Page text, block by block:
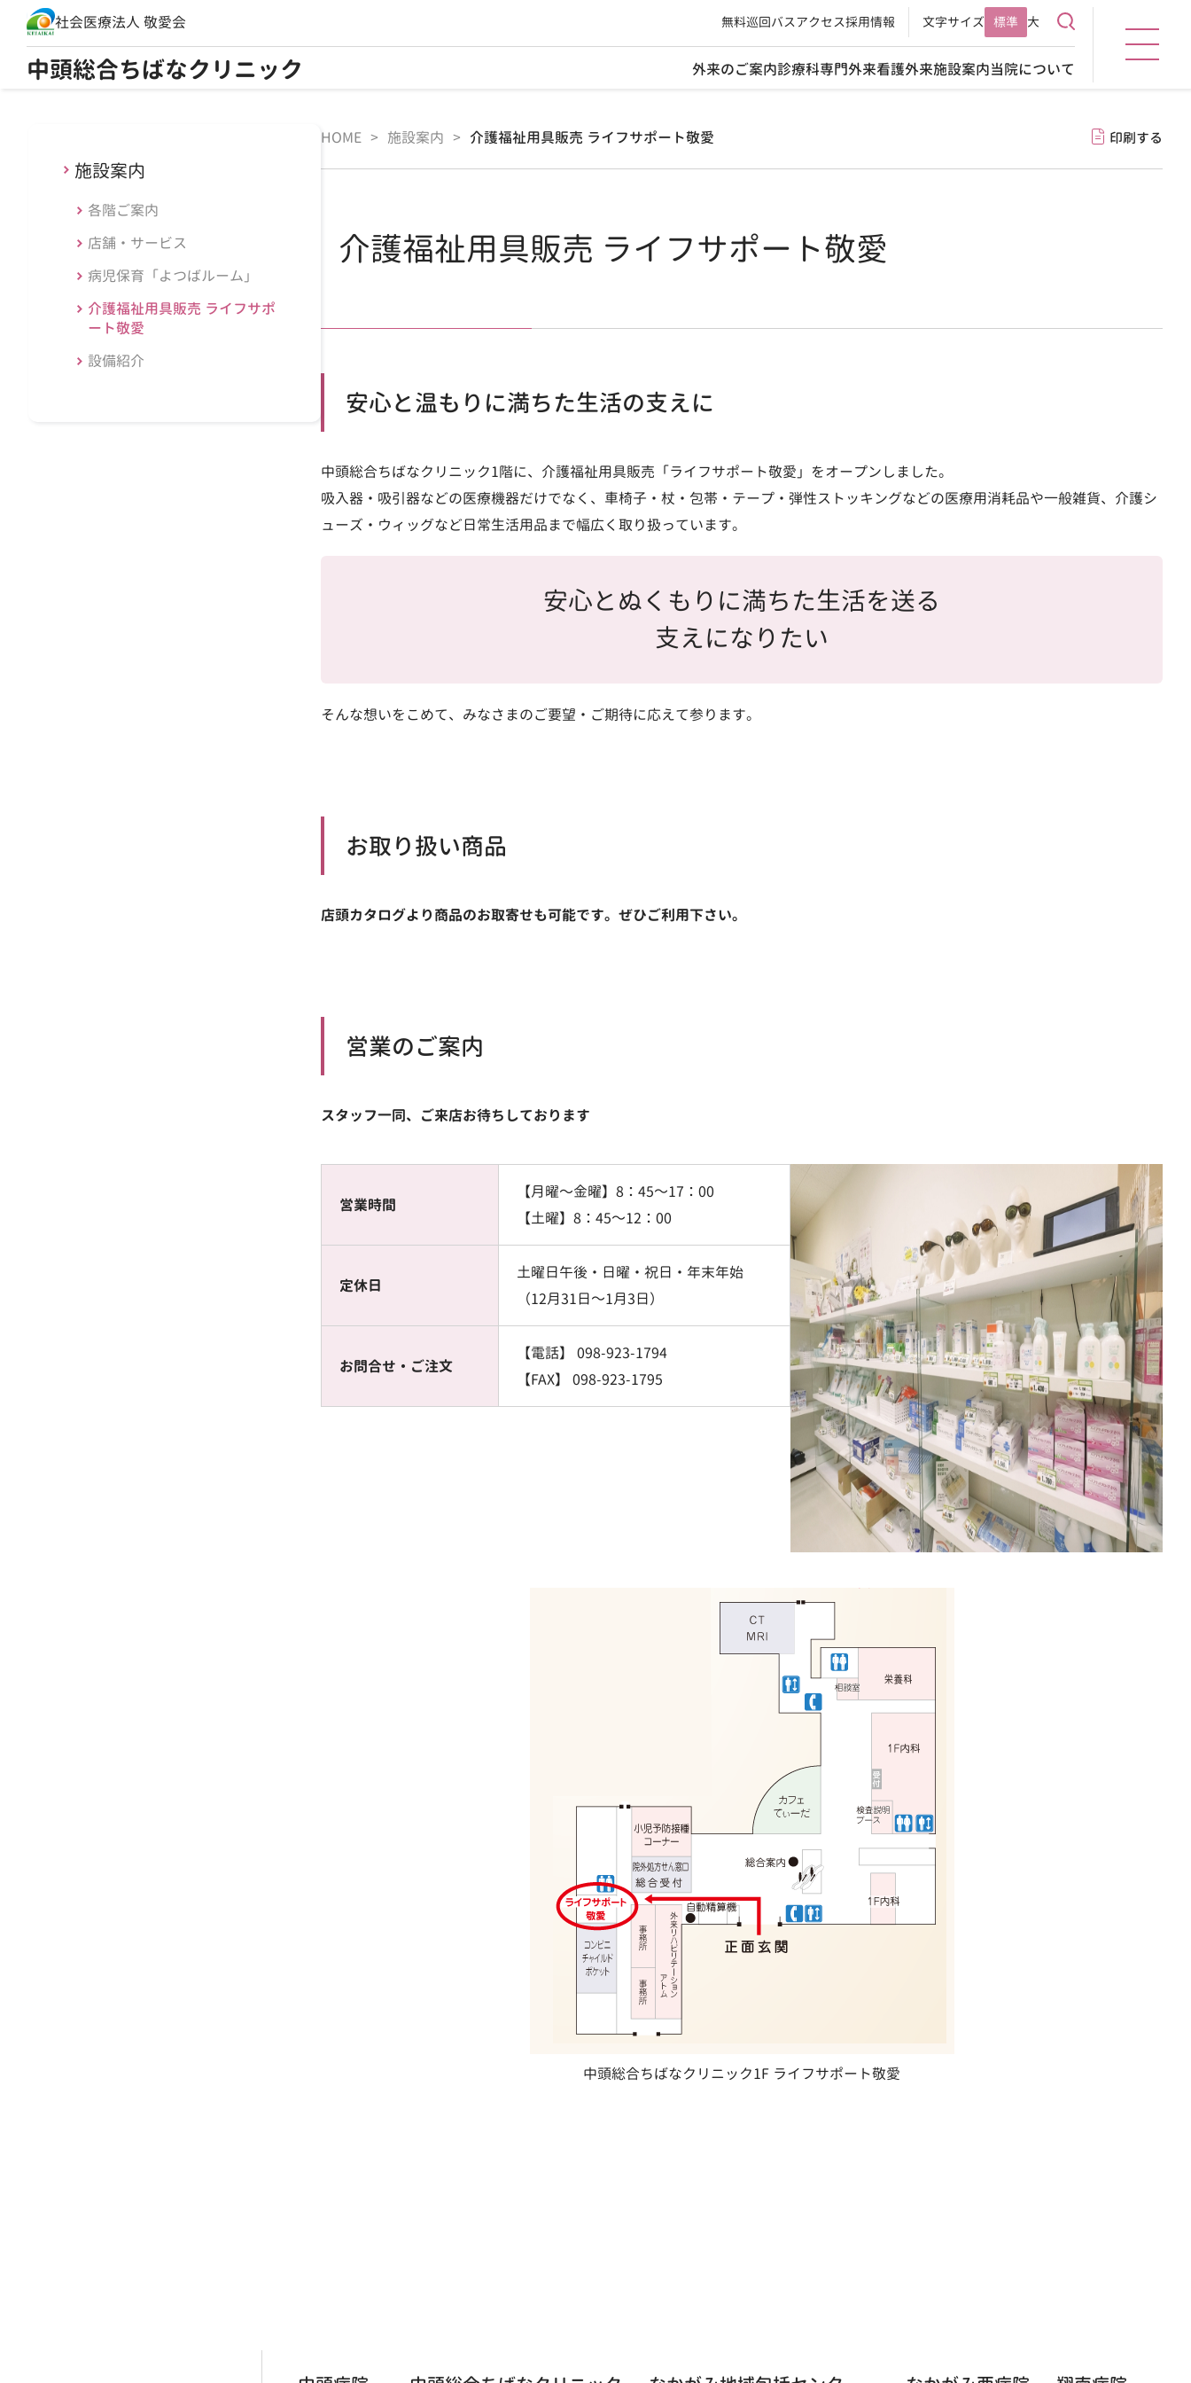
社会医療法人 敬愛会 無料巡回バスアクセス採用情報 文字サイズ 標準 大
中頭総合ちばなクリニック 外来のご案内診療科専門外来看護外来施設案内当院について
HOME > 施設案内 > 介護福祉用具販売 ライフサポート敬愛 印刷する
介護福祉用具販売 ライフサポート敬愛
安心と温もりに満ちた生活の支えに
中頭総合ちばなクリニック1階に、介護福祉用具販売「ライフサポート敬愛」をオープンしました。
吸入器・吸引器などの医療機器だけでなく、車椅子・杖・包帯・テープ・弾性ストッキングなどの医療用消耗品や一般雑貨、介護シ
ューズ・ウィッグなど日常生活用品まで幅広く取り扱っています。
安心とぬくもりに満ちた生活を送る
支えになりたい
そんな想いをこめて、みなさまのご要望・ご期待に応えて参ります。
お取り扱い商品
店頭カタログより商品のお取寄せも可能です。ぜひご利用下さい。
営業のご案内
スタッフ一同、ご来店お待ちしております
営業時間
【月曜〜金曜】8：45～17：00
【土曜】8：45～12：00
定休日
土曜日午後・日曜・祝日・年末年始
（12月31日～1月3日）
お問合せ・ご注文
【電話】 098-923-1794
【FAX】 098-923-1795
中頭総合ちばなクリニック1F ライフサポート敬愛
施設案内
各階ご案内
店舗・サービス
病児保育「よつばルーム」
介護福祉用具販売 ライフサポ
ート敬愛
設備紹介